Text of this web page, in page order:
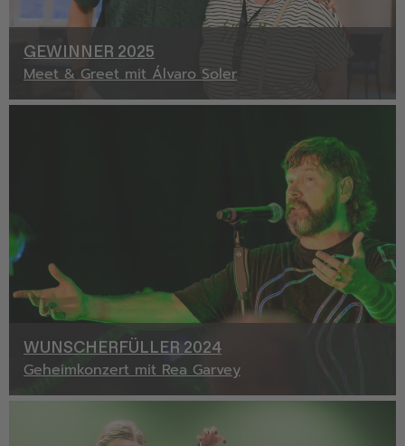
GEWINNER 2025
Meet & Greet mit Álvaro Soler
WUNSCHERFÜLLER 2024
Geheimkonzert mit Rea Garvey